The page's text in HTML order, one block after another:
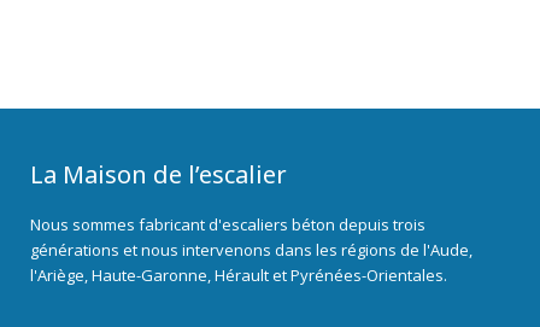
La Maison de l’escalier
Nous sommes fabricant d'escaliers béton depuis trois
générations et nous intervenons dans les régions de l'Aude,
l'Ariège, Haute-Garonne, Hérault et Pyrénées-Orientales.